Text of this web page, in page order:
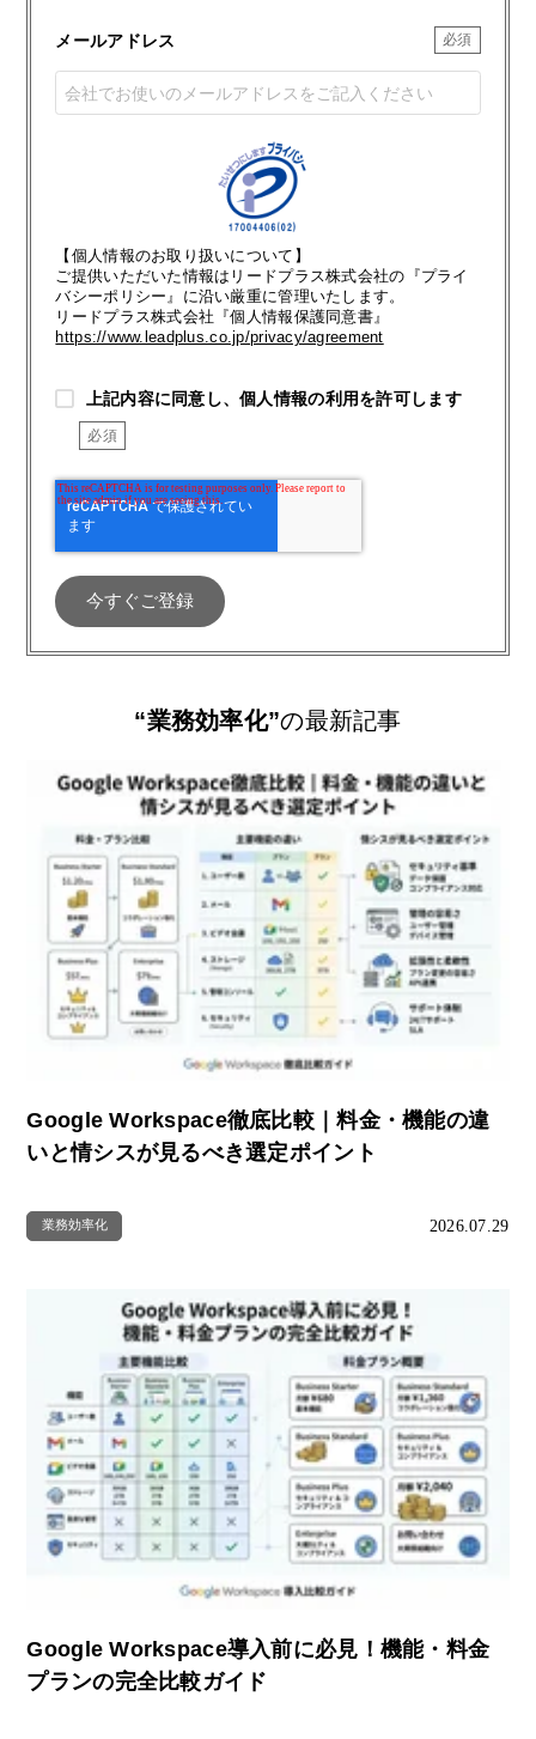
メールアドレス
【個人情報のお取り扱いについて】
ご提供いただいた情報はリードプラス株式会社の『プライ
バシーポリシー』に沿い厳重に管理いたします。
リードプラス株式会社『個人情報保護同意書』
https://www.leadplus.co.jp/privacy/agreement
上記内容に同意し、個人情報の利用を許可します
“業務効率化”の最新記事
Google Workspace徹底比較｜料金・機能の違
いと情シスが見るべき選定ポイント
業務効率化 2026.07.29
Google Workspace導入前に必見！機能・料金
プランの完全比較ガイド